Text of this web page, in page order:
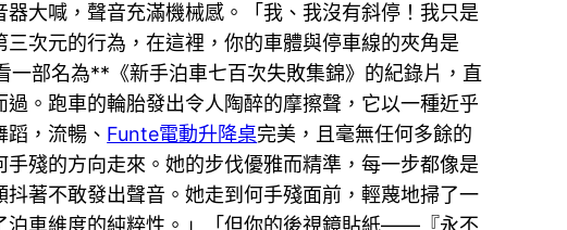
大喊，聲音充滿機械感。「我、我沒有斜停！我只是
次元的行為，在這裡，你的車體與停車線的夾角是
一部名為**《新手泊車七百次失敗集錦》的紀錄片，直
。跑車的輪胎發出令人陶醉的摩擦聲，它以一種近乎
，流暢、 Funte電動升降桌完美，且毫無任何多餘的
殘的方向走來。她的步伐優雅而精準，每一步都像是
著不敢發出聲音。她走到何手殘面前，輕蔑地掃了一
泊車維度的純粹性。」「但你的後視鏡貼紙——『永不